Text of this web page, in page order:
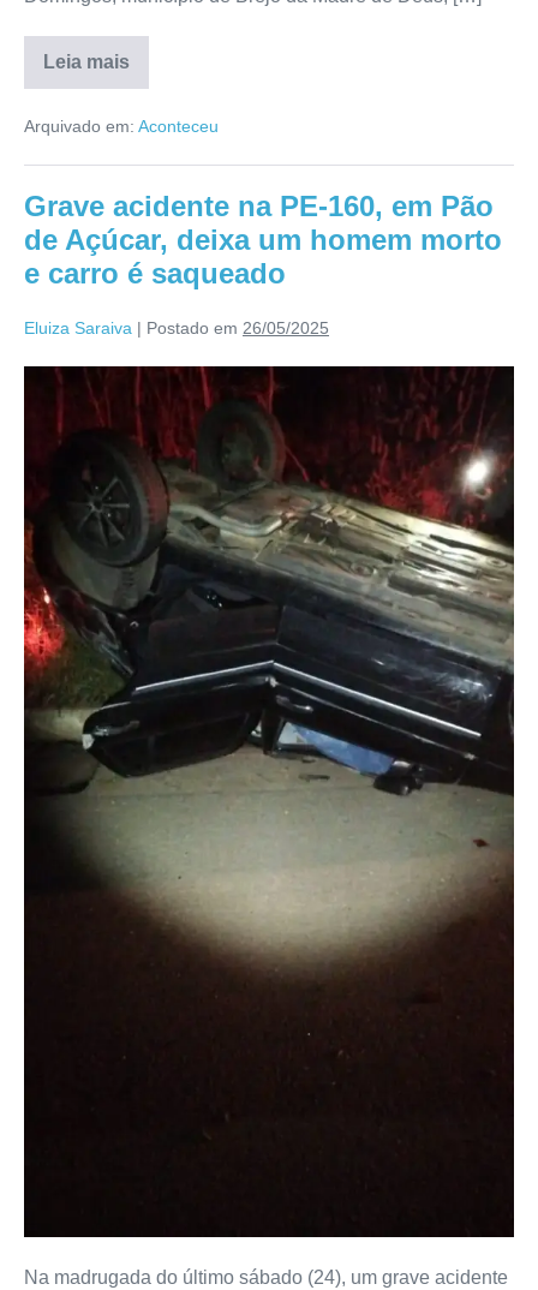
Leia mais
Arquivado em: Aconteceu
Grave acidente na PE-160, em Pão
de Açúcar, deixa um homem morto
e carro é saqueado
Eluiza Saraiva | Postado em 26/05/2025
Na madrugada do último sábado (24), um grave acidente